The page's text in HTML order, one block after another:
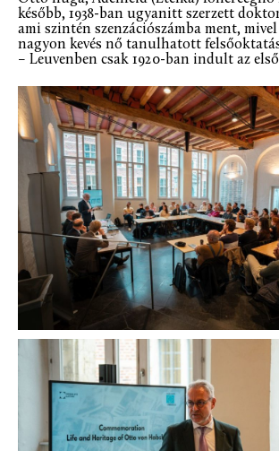
később, 1938-ban ugyanitt szerzett
ami szintén szenzációszámba ment,
nagyon kevés nő tanulhatott
– Leuvenben csak 1920-ban indult az